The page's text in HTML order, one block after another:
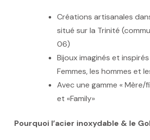
Créations artisanales
situé sur la Trinité
06)
Bijoux imaginés et
Femmes, les hommes et
Avec une gamme « Mère/
et «Family»
Pourquoi l’acier inoxydable & le